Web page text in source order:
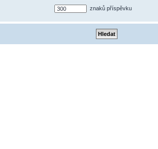
znaků příspěvku